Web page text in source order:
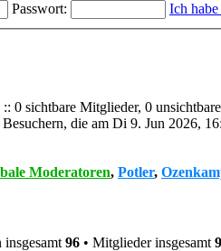
Passwort: Ich habe
0 sichtbare Mitglieder, 0
Besuchern, die am Di 9. Jun 2026,
Moderatoren, Potler,
insgesamt 96 • Mitglieder insgesamt